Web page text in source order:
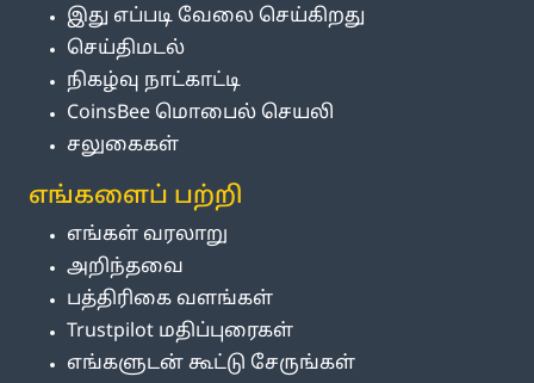
இது எப்படி வேலை செய்கிறது
செய்திமடல்
நிகழ்வு நாட்காட்டி
CoinsBee மொபைல் செயலி
சலுகைகள்
எங்களைப் பற்றி
எங்கள் வரலாறு
அறிந்தவை
பத்திரிகை வளங்கள்
Trustpilot மதிப்புரைகள்
எங்களுடன் கூட்டு சேருங்கள்